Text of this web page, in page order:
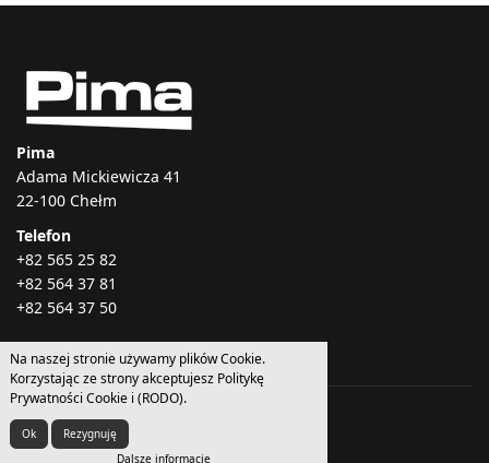
Pima
Adama Mickiewicza 41
22-100 Chełm
Telefon
+82 565 25 82
+82 564 37 81
+82 564 37 50
© 2026 - 2021 Pima.
Na naszej stronie używamy plików Cookie.
Korzystając ze strony akceptujesz Politykę
Prywatności Cookie i (RODO).
Ok
Rezygnuję
Dalsze informacje